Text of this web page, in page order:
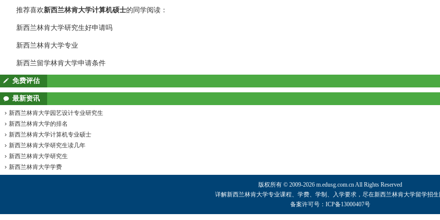
推荐喜欢新西兰林肯大学计算机硕士的同学阅读：
新西兰林肯大学研究生好申请吗
新西兰林肯大学专业
新西兰留学林肯大学申请条件
免费评估
最新资讯
新西兰林肯大学园艺设计专业研究生
新西兰林肯大学的排名
新西兰林肯大学计算机专业硕士
新西兰林肯大学研究生读几年
新西兰林肯大学研究生
新西兰林肯大学学费
版权所有 © 2009-2026 m.edusg.com.cn All Rights Reserved
详解新西兰林肯大学专业课程、学费、学制、入学要求，尽在新西兰林肯大学留学招
备案许可号：ICP备13000407号